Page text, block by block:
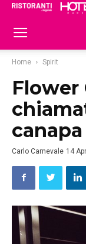
Home Spirit
Flower
canapa
Carlo Carnevale 14